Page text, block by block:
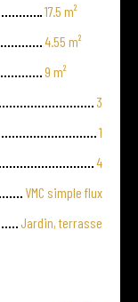
17.5 m²
4.55 m²
9 m²
3
1
4
VMC simple flux
Jardin, terrasse